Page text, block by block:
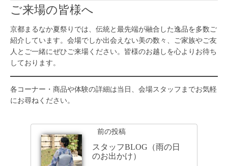
ご来場の皆様へ
京都まるなか夏祭りでは、伝統と最先端が融合した逸品を多数ご
紹介しています。会場でしか出会えない美の数々、ご家族やご友
人とご一緒にぜひご来場ください。皆様のお越しを心よりお待ち
しております。
各コーナー・商品や体験の詳細は当日、会場スタッフまでお気軽
にお尋ねください。
前の投稿
スタッフBLOG（雨の日
のお出かけ）